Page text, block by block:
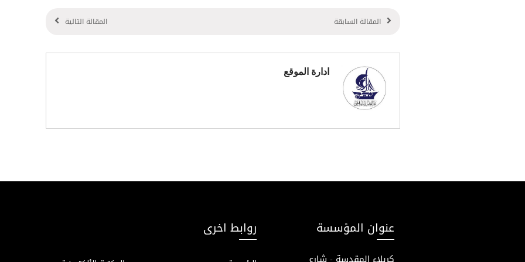
المقالة السابقة المقالة التالية
ادارة الموقع
عنوان المؤسسة روابط اخرى